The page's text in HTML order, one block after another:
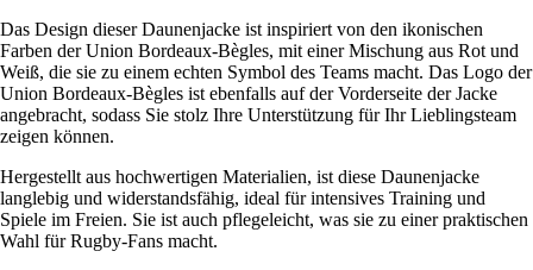
Das Design dieser Daunenjacke ist inspiriert von den ikonischen
Farben der Union Bordeaux-Bègles, mit einer Mischung aus Rot und
Weiß, die sie zu einem echten Symbol des Teams macht. Das Logo der
Union Bordeaux-Bègles ist ebenfalls auf der Vorderseite der Jacke
angebracht, sodass Sie stolz Ihre Unterstützung für Ihr Lieblingsteam
zeigen können.
Hergestellt aus hochwertigen Materialien, ist diese Daunenjacke
langlebig und widerstandsfähig, ideal für intensives Training und
Spiele im Freien. Sie ist auch pflegeleicht, was sie zu einer praktischen
Wahl für Rugby-Fans macht.